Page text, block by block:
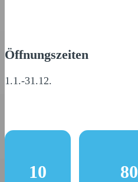
Öffnungszeiten
1.1.-31.12.
10 80